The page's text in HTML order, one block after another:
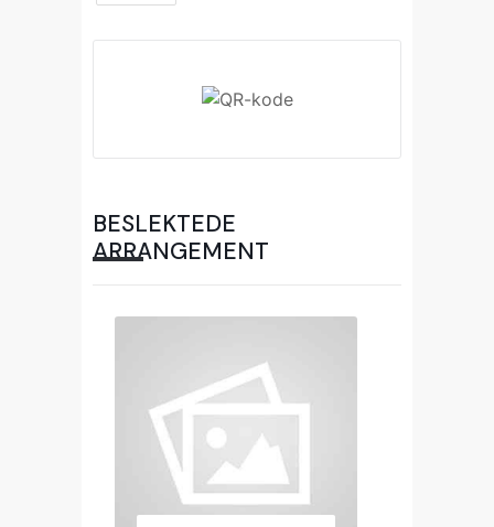
BESLEKTEDE
ARRANGEMENT